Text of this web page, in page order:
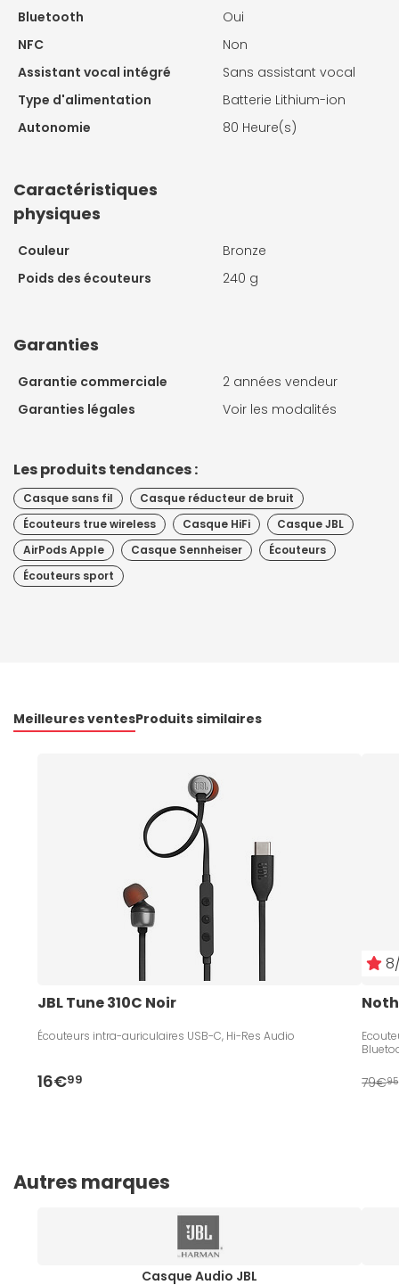
Bluetooth
Oui
NFC
Non
Assistant vocal intégré
Sans assistant vocal
Type d'alimentation
Batterie Lithium-ion
Autonomie
80 Heure(s)
Caractéristiques
physiques
Couleur
Bronze
Poids des écouteurs
240 g
Garanties
Garantie commerciale
2 années vendeur
Garanties légales
Voir les modalités
Les produits tendances :
Casque sans fil
Casque réducteur de bruit
Écouteurs true wireless
Casque HiFi
Casque JBL
AirPods Apple
Casque Sennheiser
Écouteurs
Écouteurs sport
Meilleures ventesProduits similaires
JBL Tune 310C Noir
Écouteurs intra-auriculaires USB-C, Hi-Res Audio
16€99 79€95
Autres marques
Casque Audio JBL